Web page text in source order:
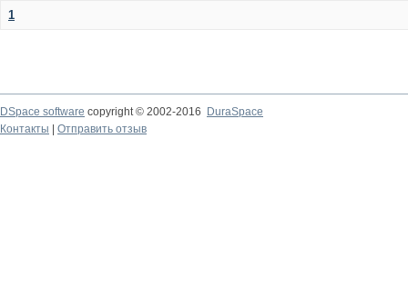
1
DSpace software copyright © 2002-2016
DuraSpace
Контакты
Отправить отзыв